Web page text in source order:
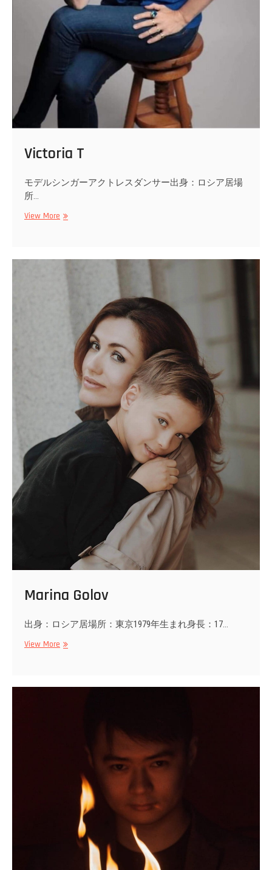
Victoria T
モデルシンガーアクトレスダンサー出身：ロシア居場
所…
View More Victoria
Marina Golov
出身：ロシア居場所：東京1979年生まれ身長：17…
View More Marina